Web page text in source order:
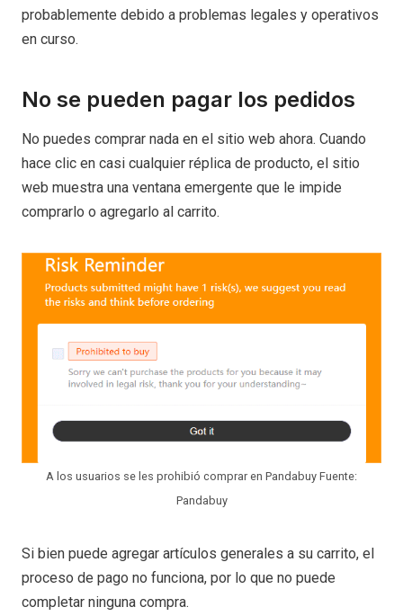
probablemente debido a problemas legales y operativos
en curso.
No se pueden pagar los pedidos
No puedes comprar nada en el sitio web ahora. Cuando
hace clic en casi cualquier réplica de producto, el sitio
web muestra una ventana emergente que le impide
comprarlo o agregarlo al carrito.
A los usuarios se les prohibió comprar en Pandabuy Fuente:
Pandabuy
Si bien puede agregar artículos generales a su carrito, el
proceso de pago no funciona, por lo que no puede
completar ninguna compra.